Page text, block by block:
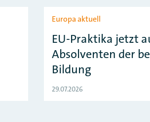
Europa aktuell
EU-Praktika jetzt
Absolventen der
Bildung
29.07.2026